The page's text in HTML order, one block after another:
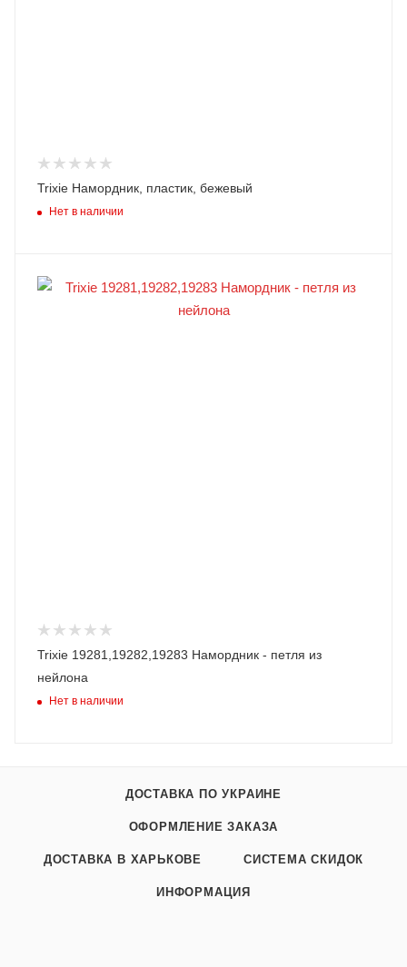
Trixie Намордник, пластик, бежевый
Нет в наличии
Trixie 19281,19282,19283 Намордник - петля из
нейлона
Нет в наличии
ДОСТАВКА ПО УКРАИНЕ
ОФОРМЛЕНИЕ ЗАКАЗА
ДОСТАВКА В ХАРЬКОВЕ СИСТЕМА СКИДОК
ИНФОРМАЦИЯ